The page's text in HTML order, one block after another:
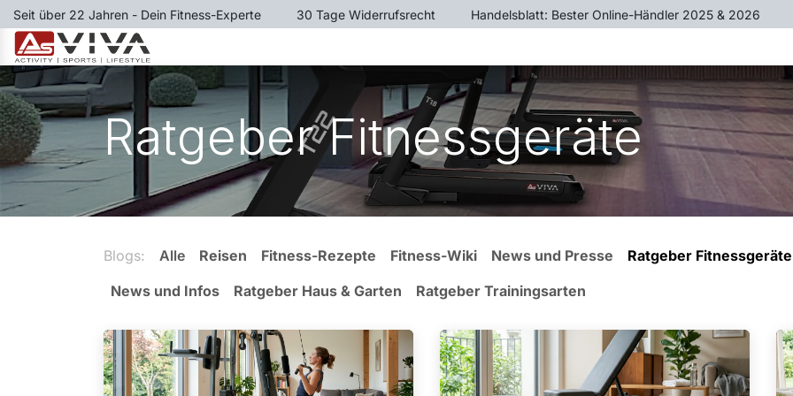
Zum Inhalt springen
Seit über 22 Jahren - Dein Fitness-Experte ​30 Tage Widerrufsrecht ​Handelsblatt: Bester Online-Händler 2025 & 2026
Ratgeber Fitnessgeräte
Blogs: Alle Reisen Fitness-Rezepte Fitness-Wiki News und Presse
Ratgeber Fitnessgeräte
News und Infos
Ratgeber Haus & Garten Ratgeber Trainingsarten